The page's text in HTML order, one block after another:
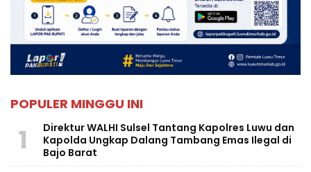
POPULER MINGGU INI
1
Direktur WALHI Sulsel Tantang Kapolres Luwu dan
Kapolda Ungkap Dalang Tambang Emas Ilegal di
Bajo Barat